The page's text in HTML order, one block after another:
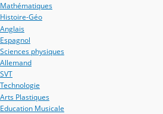
Mathématiques
Histoire-Géo
Anglais
Espagnol
Sciences physiques
Allemand
SVT
Technologie
Arts Plastiques
Education Musicale